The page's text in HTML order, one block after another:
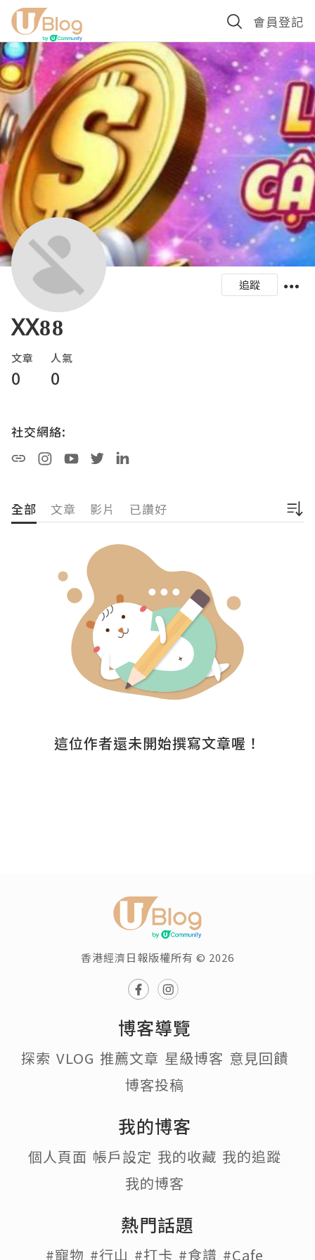
會員登記
追蹤
XX88
文章
0
人氣
0
社交網絡:
全部 文章 影片 已讚好
這位作者還未開始撰寫文章喔！
香港經濟日報版權所有 © 2026
博客導覽
探索 VLOG 推薦文章 星級博客 意見回饋
博客投稿
我的博客
個人頁面 帳戶設定 我的收藏 我的追蹤
我的博客
熱門話題
#寵物 #行山 #打卡 #食譜 #Cafe